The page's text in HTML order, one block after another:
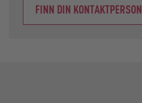
FINN DIN KONTAKTPERSON